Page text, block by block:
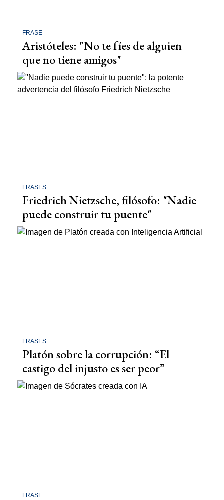
FRASE
Aristóteles: "No te fíes de alguien
que no tiene amigos"
FRASES
Friedrich Nietzsche, filósofo: "Nadie
puede construir tu puente"
FRASES
Platón sobre la corrupción: “El
castigo del injusto es ser peor”
FRASE